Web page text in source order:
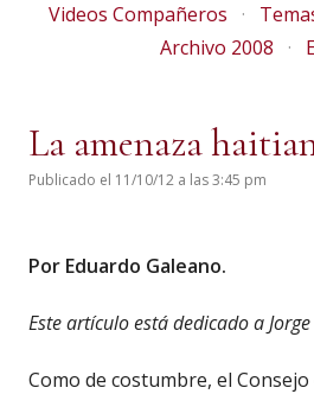
Videos Compañeros
Archivo 2008
La amenaza
Publicado el 11/10/12 a las 3:45 pm
Por Eduardo Galeano.
Este artículo está dedicado a
Como de costumbre, el